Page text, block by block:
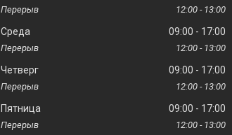
12:00 13:00
Среда 09:00 17:00
12:00 13:00
Четверг 09:00 17:00
12:00 13:00
Пятница 09:00 17:00
12:00 13:00